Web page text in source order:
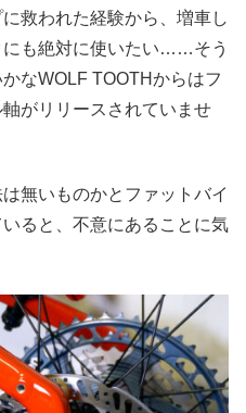
救われた経験から、増車し
にも絶対に使いたい……そう
なWOLF TOOTHからはフ
がリリースされていませ
無いものかとファットバイ
ると、不意にあることに気